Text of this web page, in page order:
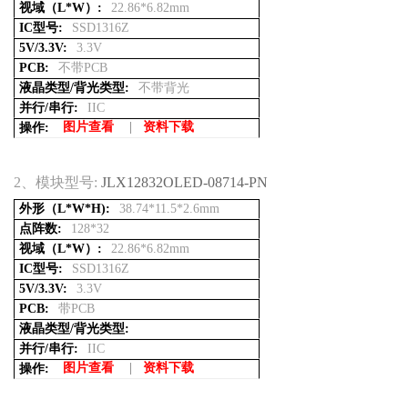
视域（L*W）:
22.86*6.82mm
IC型号:
SSD1316Z
5V/3.3V:
3.3V
PCB:
不带PCB
液晶类型/背光类型:
不带背光
并行/串行:
IIC
操作:
图片查看 资料下载
2、 模块型号: JLX12832OLED-08714-PN
外形（L*W*H):
38.74*11.5*2.6mm
点阵数:
128*32
视域（L*W）:
22.86*6.82mm
IC型号:
SSD1316Z
5V/3.3V:
3.3V
PCB:
带PCB
液晶类型/背光类型:
并行/串行:
IIC
操作:
图片查看 资料下载